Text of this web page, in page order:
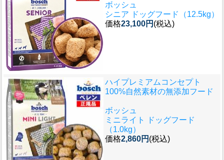
ボッシュ
シニア ドッグフード（12.5kg）
価格23,100円 (税込)
ハイプレミアムコンセプト
100%自然素材の無添加フード
ボッシュ
ミニライト ドッグフード
（1.0kg）
価格2,860円 (税込)